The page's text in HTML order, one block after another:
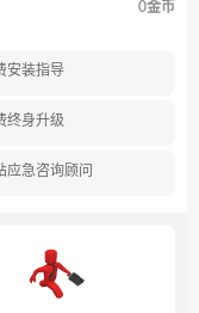
0金币
安装指导
终身升级
应急咨询顾问